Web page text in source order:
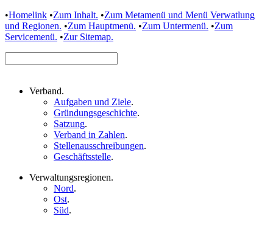
•Homelink •Zum Inhalt. •Zum Metamenü und Menü Verwatlung
und Regionen. •Zum Hauptmenü. •Zum Untermenü. •Zum
Servicemenü. •Zur Sitemap.
Verband.
Aufgaben und Ziele.
Gründungsgeschichte.
Satzung.
Verband in Zahlen.
Stellenausschreibungen.
Geschäftsstelle.
Verwaltungsregionen.
Nord.
Ost.
Süd.